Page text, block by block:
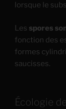
lorsque le
Les spores
fonction des
formes
saucisses.
Écologie